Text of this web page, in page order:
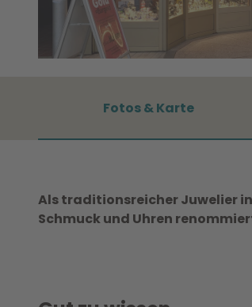
Fotos & Karte
Als traditionsreicher Juwelier
Schmuck und Uhren